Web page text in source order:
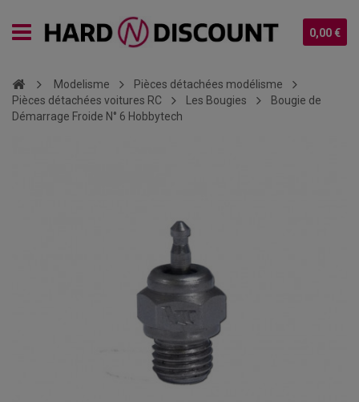
0,00 €
Modelisme
Pièces détachées modélisme
Pièces détachées voitures RC
Les Bougies
Bougie de
Démarrage Froide N° 6 Hobbytech